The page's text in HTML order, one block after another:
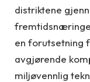
distriktene
en forutsetning
avgjørende
miljøvennlig